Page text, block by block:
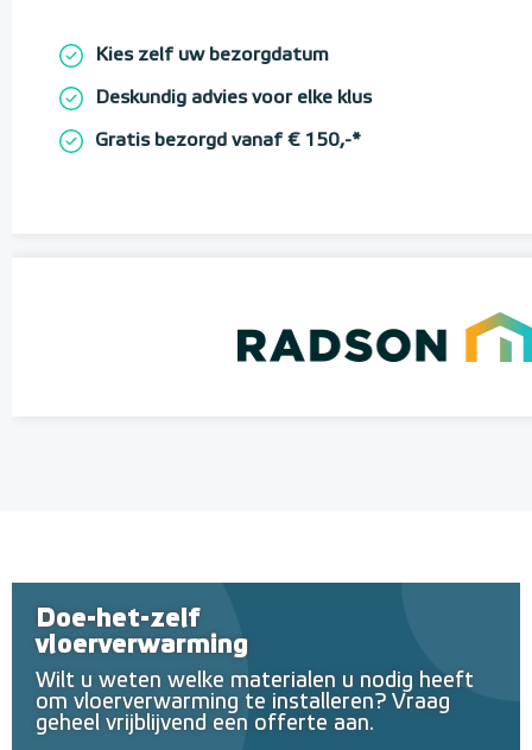
Kies zelf uw bezorgdatum
Deskundig advies voor elke klus
Gratis bezorgd vanaf € 150,-*
Doe-het-zelf
vloerverwarming
Wilt u weten welke materialen u nodig heeft
om vloerverwarming te installeren? Vraag
geheel vrijblijvend een offerte aan.